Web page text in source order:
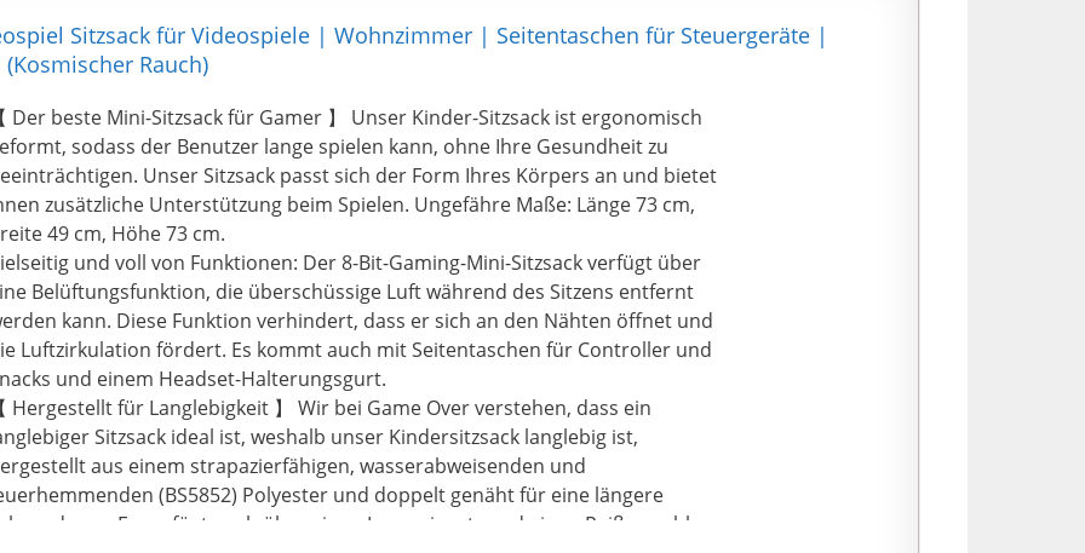
Sitzsack für Videospiele | Wohnzimmer | Seitentaschen für Steuergeräte |
Rauch)
【 Der beste Mini-Sitzsack für Gamer 】 Unser Kinder-Sitzsack ist ergonomisch
sodass der Benutzer lange spielen kann, ohne Ihre Gesundheit zu
Unser Sitzsack passt sich der Form Ihres Körpers an und bietet
zusätzliche Unterstützung beim Spielen. Ungefähre Maße: Länge 73 cm,
49 cm, Höhe 73 cm.
und voll von Funktionen: Der 8-Bit-Gaming-Mini-Sitzsack verfügt über
Belüftungsfunktion, die überschüssige Luft während des Sitzens entfernt
kann. Diese Funktion verhindert, dass er sich an den Nähten öffnet und
Luftzirkulation fördert. Es kommt auch mit Seitentaschen für Controller und
und einem Headset-Halterungsgurt.
【 Hergestellt für Langlebigkeit 】 Wir bei Game Over verstehen, dass ein
Sitzsack ideal ist, weshalb unser Kindersitzsack langlebig ist,
aus einem strapazierfähigen, wasserabweisenden und
(BS5852) Polyester und doppelt genäht für eine längere
Es verfügt auch über einen Inneneinsatz und einen Reißverschluss,